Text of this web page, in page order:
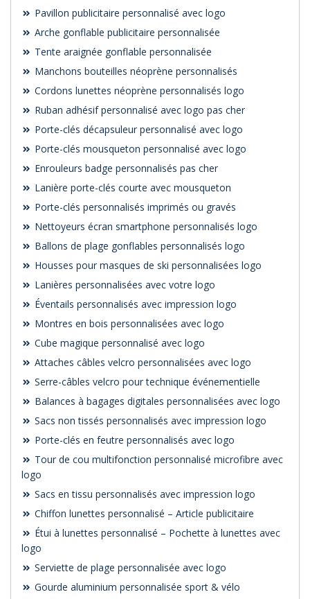
Pavillon publicitaire personnalisé avec logo
Arche gonflable publicitaire personnalisée
Tente araignée gonflable personnalisée
Manchons bouteilles néoprène personnalisés
Cordons lunettes néoprène personnalisés logo
Ruban adhésif personnalisé avec logo pas cher
Porte-clés décapsuleur personnalisé avec logo
Porte-clés mousqueton personnalisé avec logo
Enrouleurs badge personnalisés pas cher
Lanière porte-clés courte avec mousqueton
Porte-clés personnalisés imprimés ou gravés
Nettoyeurs écran smartphone personnalisés logo
Ballons de plage gonflables personnalisés logo
Housses pour masques de ski personnalisées logo
Lanières personnalisées avec votre logo
Éventails personnalisés avec impression logo
Montres en bois personnalisées avec logo
Cube magique personnalisé avec logo
Attaches câbles velcro personnalisées avec logo
Serre-câbles velcro pour technique événementielle
Balances à bagages digitales personnalisées avec logo
Sacs non tissés personnalisés avec impression logo
Porte-clés en feutre personnalisés avec logo
Tour de cou multifonction personnalisé microfibre avec
logo
Sacs en tissu personnalisés avec impression logo
Chiffon lunettes personnalisé – Article publicitaire
Étui à lunettes personnalisé – Pochette à lunettes avec
logo
Serviette de plage personnalisée avec logo
Gourde aluminium personnalisée sport & vélo